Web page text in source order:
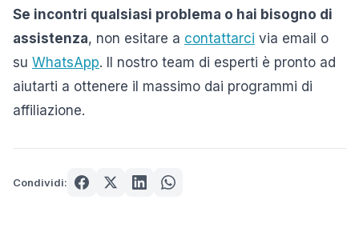
Se incontri qualsiasi problema o hai bisogno di
assistenza, non esitare a contattarci via email o
su WhatsApp. Il nostro team di esperti è pronto ad
aiutarti a ottenere il massimo dai programmi di
affiliazione.
Condividi: